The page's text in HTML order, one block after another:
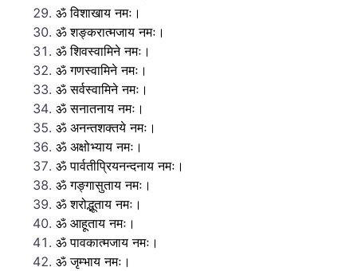
ॐ विशाखाय नमः।
ॐ शङ्करात्मजाय नमः।
ॐ शिवस्वामिने नमः।
ॐ गणस्वामिने नमः।
ॐ सर्वस्वामिने नमः।
ॐ सनातनाय नमः।
ॐ अनन्तशक्तये नमः।
ॐ अक्षोभ्याय नमः।
ॐ पार्वतीप्रियनन्दनाय नमः।
ॐ गङ्गासुताय नमः।
ॐ शरोद्भूताय नमः।
ॐ आहूताय नमः।
ॐ पावकात्मजाय नमः।
ॐ जृम्भाय नमः।